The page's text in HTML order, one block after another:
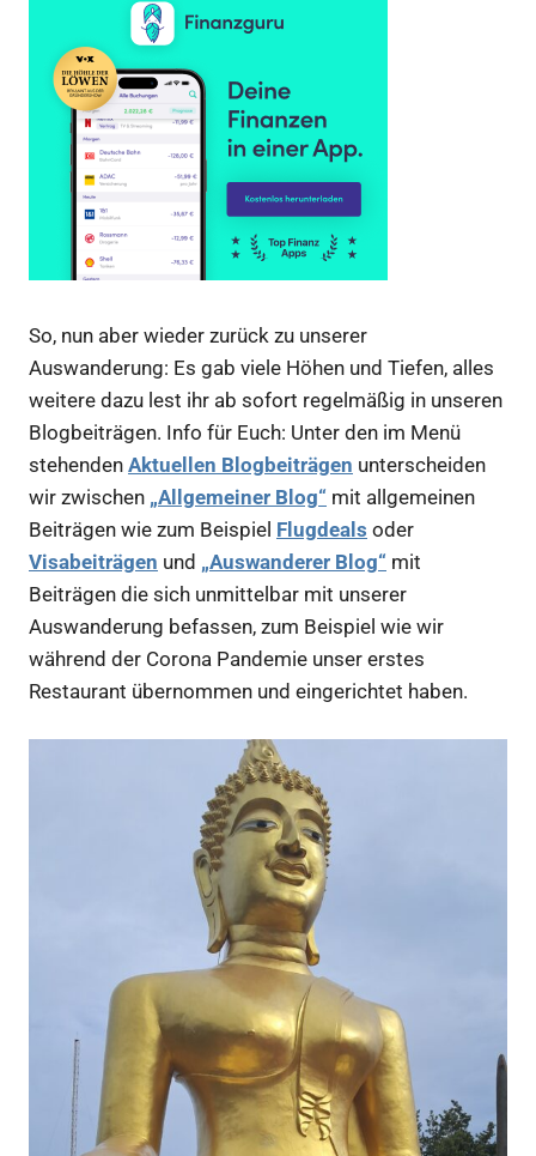
So, nun aber wieder zurück zu unserer
Auswanderung: Es gab viele Höhen und Tiefen, alles
weitere dazu lest ihr ab sofort regelmäßig in unseren
Blogbeiträgen. Info für Euch: Unter den im Menü
stehenden Aktuellen Blogbeiträgen unterscheiden
wir zwischen „Allgemeiner Blog“ mit allgemeinen
Beiträgen wie zum Beispiel Flugdeals oder
Visabeiträgen und „Auswanderer Blog“ mit
Beiträgen die sich unmittelbar mit unserer
Auswanderung befassen, zum Beispiel wie wir
während der Corona Pandemie unser erstes
Restaurant übernommen und eingerichtet haben.